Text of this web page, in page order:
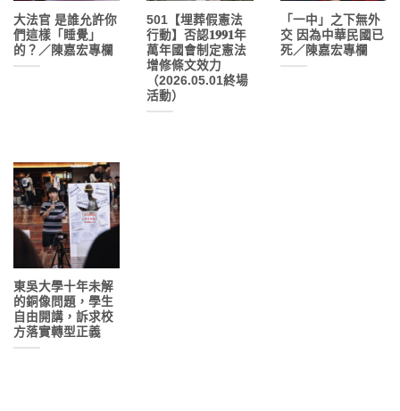
大法官 是誰允許你
們這樣「睡覺」
的？／陳嘉宏專欄
501【埋葬假憲法
行動】否認𝟏𝟗𝟗𝟏年
萬年國會制定憲法
增修條文效力
（2026.05.01終場
活動）
「一中」之下無外
交 因為中華民國已
死／陳嘉宏專欄
東吳大學十年未解
的銅像問題，學生
自由開講，訴求校
方落實轉型正義